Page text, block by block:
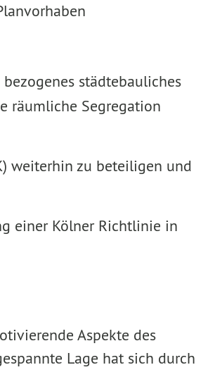
städtebauliches
räumliche Segregation
weiterhin zu beteiligen und
einer Kölner Richtlinie in
Aspekte des
Lage hat sich durch